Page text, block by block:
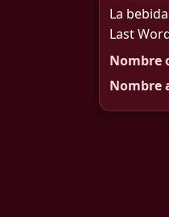
La
Last
Nombre
Nombre